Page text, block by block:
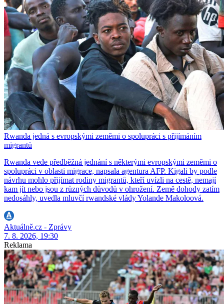
Rwanda jedná s evropskými zeměmi o spolupráci s přijímáním
migrantů
Rwanda vede předběžná jednání s některými evropskými zeměmi o
spolupráci v oblasti migrace, napsala agentura AFP. Kigali by podle
návrhu mohlo přijímat rodiny migrantů, kteří uvízli na cestě, nemají
kam jít nebo jsou z různých důvodů v ohrožení. Země dohody zatím
nedosáhly, uvedla mluvčí rwandské vlády Yolande Makoloová.
Aktuálně.cz - Zprávy
7. 8. 2026, 19:30
Reklama